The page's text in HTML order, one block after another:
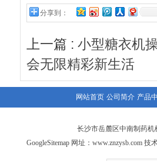
分享到：
上一篇 : 小型糖衣机
会无限精彩新生活
网站首页 公司简介 产品
长沙市岳麓区中南制药
GoogleSitemap 网址： www.znzysb.com 技